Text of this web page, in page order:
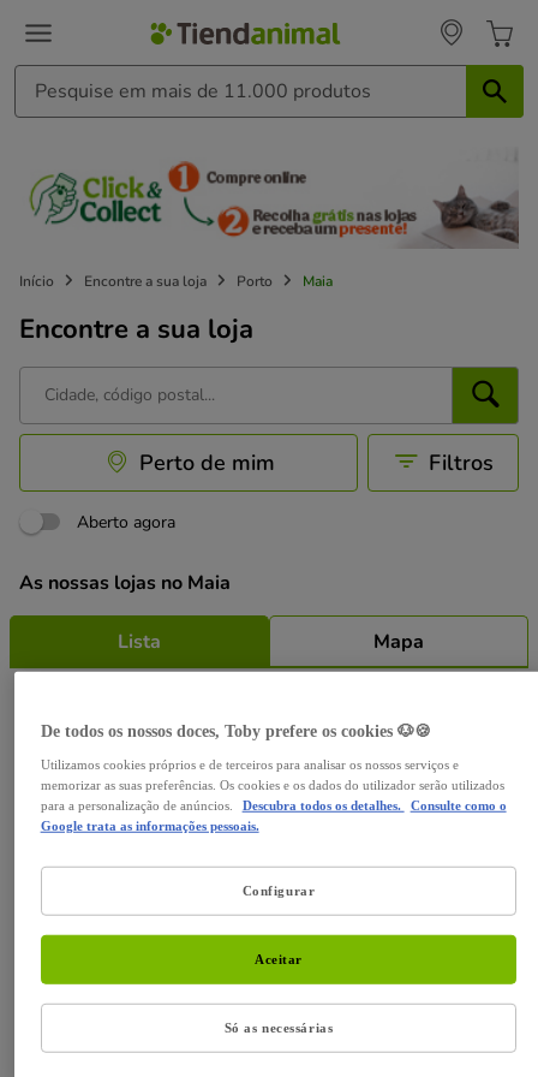
Início Encontre a sua loja Porto Maia
Encontre a sua loja
Perto de mim Filtros
Aberto agora
As nossas lojas no Maia
Lista Mapa
4,2
200 Avaliações
Fecha agora às 00:0022:00 • Abre às 10:00
045 Maia
Mais lojas
Por região
Coimbra
Distrito de Évora
Faro
De todos os nossos doces, Toby prefere os cookies 🐶🍪
Utilizamos cookies próprios e de terceiros para analisar os nossos serviços e
memorizar as suas preferências. Os cookies e os dados do utilizador serão utilizados
para a personalização de anúncios.
Descubra todos os detalhes.
Consulte como o
Google trata as informações pessoais.
Configurar
Só as necessárias
Aceitar